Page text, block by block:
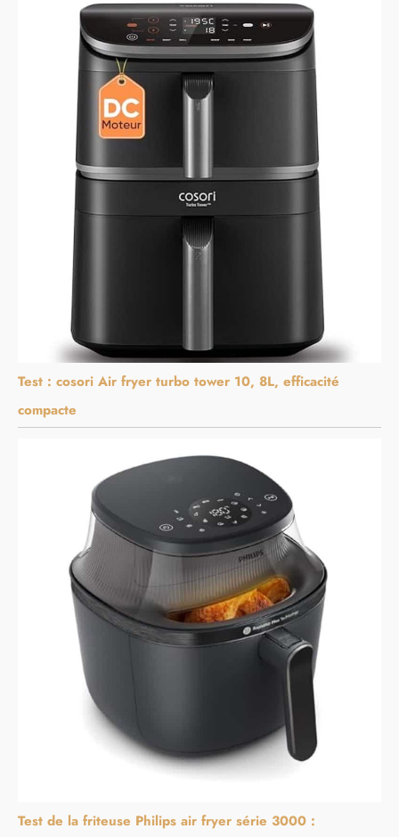
Test : cosori Air fryer turbo tower 10, 8L, efficacité
compacte
Test de la friteuse Philips air fryer série 3000 :